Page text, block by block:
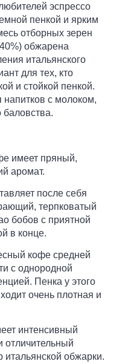
эспрессо
пенкой и ярким
отборных зерен
обжарена
итальянского
для тех, кто
и стойкой пенкой.
с молоком,
баловства.
имеет пряный,
аромат.
после себя
терпковатый
бобов с приятной
в конце.
кофе средней
c однородной
Пенка у этого
очень плотная и
интенсивный
отличительный
итальянской обжарки.